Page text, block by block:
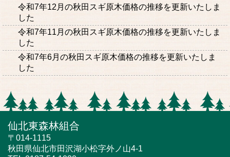
令和7年12月の秋田スギ原木価格の推移を更新いたしま
した
令和7年11月の秋田スギ原木価格の推移を更新いたしま
した
令和7年6月の秋田スギ原木価格の推移を更新いたしま
した
仙北東森林組合
〒014-1115
秋田県仙北市田沢湖小松字外ノ山4-1